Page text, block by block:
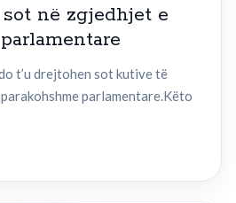
në zgjedhjet e
t’u drejtohen sot kutive të
parlamentare.Këto